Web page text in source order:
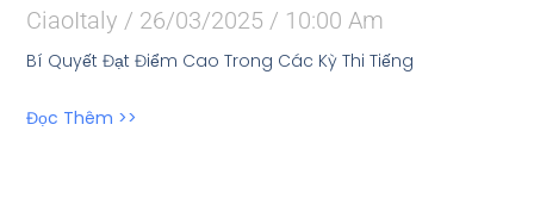
CiaoItaly 26/03/2025 10:00 Am
Bí Quyết Đạt Điểm Cao Trong Các Kỳ Thi Tiếng
Đọc Thêm >>